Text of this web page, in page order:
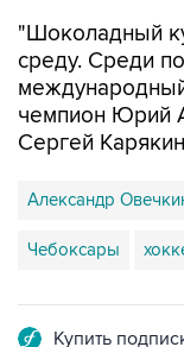
"Шоколадный
среду. Среди
чемпион Юрий
Сергей
Александр
Чебоксары
Купить